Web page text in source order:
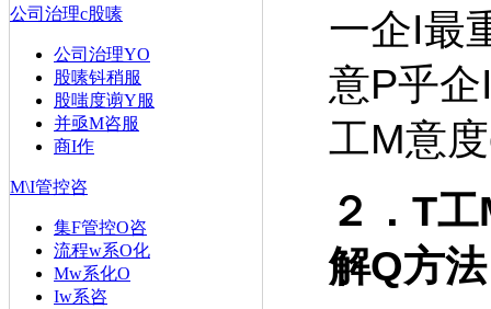
公司治理c股嗉
公司治理YO
股嗉钭稍服
股嗤度谫Y服
并亟M咨服
商I作
M\I管控咨
集F管控O咨
流程w系O化
Mw系化O
Iw系咨
一企I最重
意P乎企I
工M意度c
２．T
解Q方法